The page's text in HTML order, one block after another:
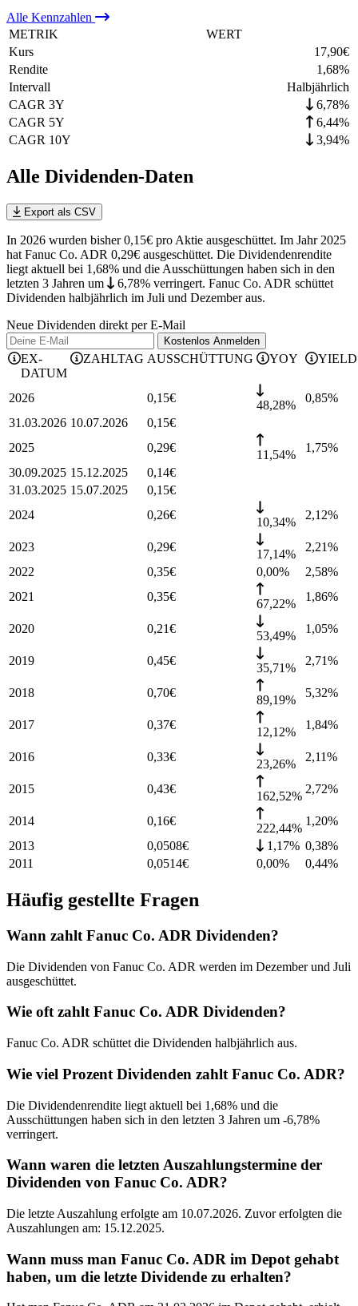
Alle Kennzahlen
METRIK
WERT
Kurs
17,90€
Rendite
1,68%
Intervall
Halbjährlich
CAGR 3Y
6,78%
CAGR 5Y
6,44%
CAGR 10Y
3,94%
Alle Dividenden-Daten
Export als CSV
In 2026 wurden bisher 0,15€ pro Aktie ausgeschüttet. Im Jahr 2025
hat Fanuc Co. ADR 0,29€ ausgeschüttet. Die Dividendenrendite
liegt aktuell bei 1,68% und die Ausschüttungen haben sich in den
letzten 3 Jahren um 6,78% verringert. Fanuc Co. ADR schüttet
Dividenden halbjährlich im Juli und Dezember aus.
Neue Dividenden direkt per E-Mail
Kostenlos Anmelden
EX-
DATUM
ZAHLTAG AUSSCHÜTTUNG YOY YIELD
2026 0,15€
48,28%
0,85%
31.03.2026 10.07.2026 0,15€
2025
0,29€
11,54%
1,75%
30.09.2025 15.12.2025 0,14€
31.03.2025 15.07.2025 0,15€
2024
0,26€
10,34%
2,12%
2023 0,29€
17,14%
2,21%
2022
0,35€ 0,00% 2,58%
2021
0,35€
67,22%
1,86%
2020 0,21€
53,49%
1,05%
2019 0,45€
35,71%
2,71%
2018 0,70€
89,19%
5,32%
2017 0,37€
12,12%
1,84%
2016 0,33€
23,26%
2,11%
2015 0,43€
162,52%
2,72%
2014 0,16€
222,44%
1,20%
2013
0,0508€ 1,17% 0,38%
2011
0,0514€ 0,00% 0,44%
Häufig gestellte Fragen
Wann zahlt Fanuc Co. ADR Dividenden?
Die Dividenden von Fanuc Co. ADR werden im Dezember und Juli
ausgeschüttet.
Wie oft zahlt Fanuc Co. ADR Dividenden?
Fanuc Co. ADR schüttet die Dividenden halbjährlich aus.
Wie viel Prozent Dividenden zahlt Fanuc Co. ADR?
Die Dividendenrendite liegt aktuell bei 1,68% und die
Ausschüttungen haben sich in den letzten 3 Jahren um -6,78%
verringert.
Wann waren die letzten Auszahlungstermine der
Dividenden von Fanuc Co. ADR?
Die letzte Auszahlung erfolgte am 10.07.2026. Zuvor erfolgten die
Auszahlungen am: 15.12.2025.
Wann muss man Fanuc Co. ADR im Depot gehabt
haben, um die letzte Dividende zu erhalten?